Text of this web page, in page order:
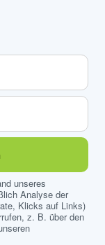
unseres
Analyse der
Klicks auf Links)
z. B. über den